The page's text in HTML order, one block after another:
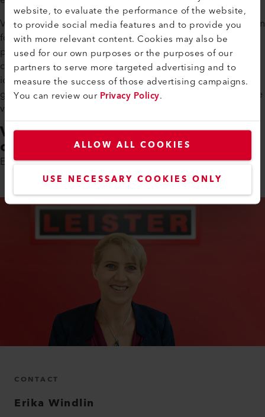
website, to evaluate the performance of the website,
to provide social media features and to provide you
with more relevant content. Cookies may also be
used for our own purposes or the purposes of our
partners to serve more targeted advertising and to
measure the success of those advertising campaigns.
You can review ourPrivacy Policy.
ALLOW ALL COOKIES
USE NECESSARY COOKIES ONLY
Votre programme de formation de quatre ans sera adapté en
fonction de votre emploi du temps scolaire afin que vous
puissiez combiner les éléments théoriques et pratiques du
cours. À la fin de vos études, vous serez dans une position
idéale pour réussir votre entrée sur le marché du travail
grâce aux compétences que vous aurez acquises au cours de
votre formation.
Vous souhaitez participer à un
cours d'essai ?
Erika Windlin a hâte de faire votre connaissance.
CONTACT
Erika Windlin